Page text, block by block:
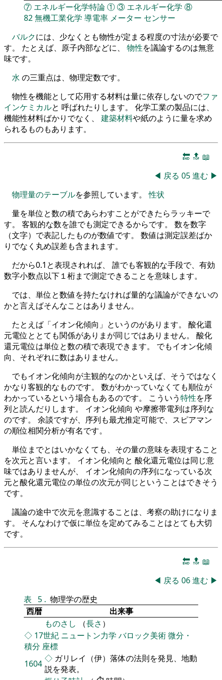
⑦ エネルギー化学特論①③ エネルギー化学 ⑧
82無機工業化学 導電率 メーター センサー
バルクには、少なくとも物性が定まる程度の寸法が必要で
す。 たとえば、原子内部などに、 物性を議論するのは無意
味です。
水 の三重点は、物理定数です。
物性を機能として応用する材料は量に依存しないのでファ
インケミカルと 呼ばれたりします。 化学工業の製品には、
機能性材料ばかりでなく、 建築材料や紙のように量を求め
られるものもあります。
🔚 🔝 📖
◀ 戻る 05進む ▶
物理量のテーブルを参照しています。性状
量を単位と数の積であらわすことができたらラッキーで
す。 客観的な数を誰でも測定できるからです。 数を数字
（文字）で表記したものが数値です。 数値は測定誤差ばか
りでなく丸め誤差も含まれます。
だから0.1と表現されれば、 誰でも客観的な手段で、有効
数字小数点以下１桁まで測定できることを意味します。
では、単位と数値を持たなければ量的な議論ができないの
かと言えばそんなことはありません。
たとえば「イオン化傾向」というのがあります。 酸化還
元電位ととても関係がありまが同じではありません。 酸化
還元電位は単位と数の積で表現できます。 でもイオン化傾
向、それぞれに数はありません。
でもイオン化傾向が主観的なのかといえば、そうではなく
かなり客観的なものです。 数がわかっていなくても順位が
わかっているという場合もあるのです。 こういう特性を序
列と読んだりします。 イオン化傾向 や摩擦帯電列は序列な
のです。 余談ですが、序列も最尤推定可能で、スピアマン
の順位相関分析が有名です。
単位までとはいかなくても、その量の意味を表現すること
を次元と言います。 イオン化傾向と 酸化還元電位は同じ意
味ではありませんが、 イオン化傾向の序列になっている次
元と酸化還元電位の単位の次元が同じということはできそう
です。
議論の途中で次元を意識することは、考察の助けになりま
す。 そんなわけで仮に単位を定めてみることはとても大切
です。
🔚 🔝 📖
◀ 戻る 06進む ▶
表
5 . 物理学の歴史
西暦
出来事
ものさし （長さ ）
◇ 17世紀 ニュートン力学 バロック美術微分・
積分 座標
1604 ◇ ガリレイ（伊）落体の法則を発見、地動
説を発表。